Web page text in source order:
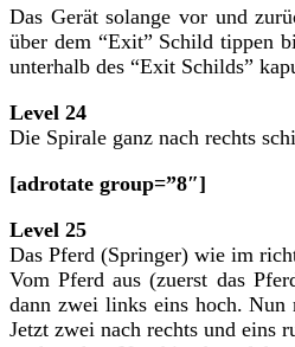
Das Gerät solange vor und
über dem “Exit” Schild tippen
unterhalb des “Exit Schilds”
Level 24
Die Spirale ganz nach rechts
[adrotate group=”8″]
Level 25
Das Pferd (Springer) wie im
Vom Pferd aus (zuerst das
dann zwei links eins hoch.
Jetzt zwei nach rechts und eins